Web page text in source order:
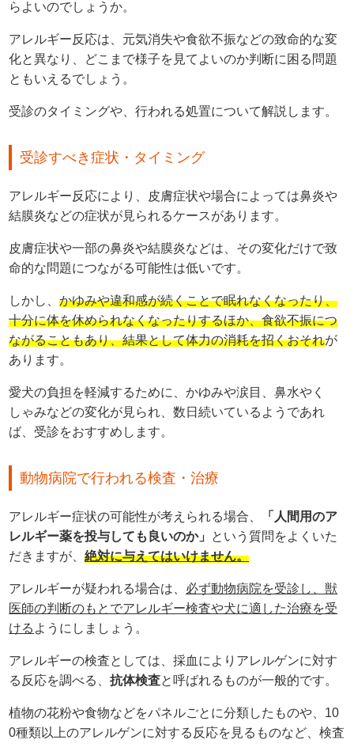
らよいのでしょうか。
アレルギー反応は、元気消失や食欲不振などの致命的な変
化と異なり、どこまで様子を見てよいのか判断に困る問題
ともいえるでしょう。
受診のタイミングや、行われる処置について解説します。
受診すべき症状・タイミング
アレルギー反応により、皮膚症状や場合によっては鼻炎や
結膜炎などの症状が見られるケースがあります。
皮膚症状や一部の鼻炎や結膜炎などは、その変化だけで致
命的な問題につながる可能性は低いです。
しかし、かゆみや違和感が続くことで眠れなくなったり、
十分に体を休められなくなったりするほか、食欲不振につ
ながることもあり、結果として体力の消耗を招くおそれが
あります。
愛犬の負担を軽減するために、かゆみや涙目、鼻水やく
しゃみなどの変化が見られ、数日続いているようであれ
ば、受診をおすすめします。
動物病院で行われる検査・治療
アレルギー症状の可能性が考えられる場合、
「人間用のア
レルギー薬を投与しても良いのか」
という質問をよくいた
だきますが、絶対に与えてはいけません。
アレルギーが疑われる場合は、 必ず動物病院を受診し、獣
医師の判断のもとでアレルギー検査や犬に適した治療を受
ける ようにしましょう。
アレルギーの検査としては、採血によりアレルゲンに対す
る反応を調べる、抗体検査と呼ばれるものが一般的です。
植物の花粉や食物などをパネルごとに分類したものや、10
0種類以上のアレルゲンに対する反応を見るものなど、検査